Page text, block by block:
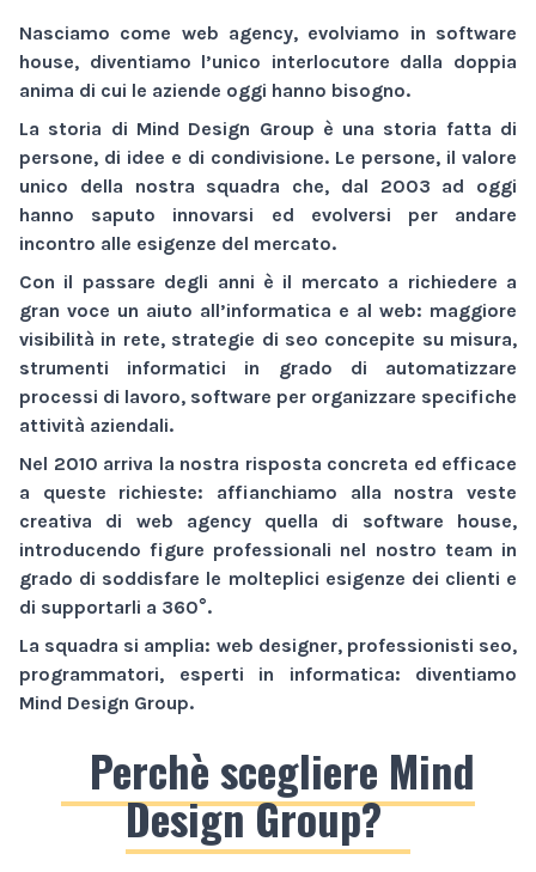
Nasciamo come web agency, evolviamo in software
house, diventiamo l’unico interlocutore dalla doppia
anima di cui le aziende oggi hanno bisogno.
La storia di Mind Design Group è una storia fatta di
persone, di idee e di condivisione. Le persone, il valore
unico della nostra squadra che, dal 2003 ad oggi
hanno saputo innovarsi ed evolversi per andare
incontro alle esigenze del mercato.
Con il passare degli anni è il mercato a richiedere a
gran voce un aiuto all’informatica e al web: maggiore
visibilità in rete, strategie di seo concepite su misura,
strumenti informatici in grado di automatizzare
processi di lavoro, software per organizzare specifiche
attività aziendali.
Nel 2010 arriva la nostra risposta concreta ed efficace
a queste richieste: affianchiamo alla nostra veste
creativa di web agencyquella di software house,
introducendo figure professionali nel nostro team in
grado di soddisfare le molteplici esigenze dei clienti e
di supportarli a 360°.
La squadra si amplia: web designer, professionisti seo,
programmatori, esperti in informatica: diventiamo
Mind Design Group.
Perchè scegliere Mind
Design Group?